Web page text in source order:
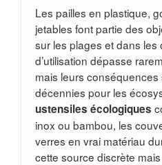
Les pailles en plastique,
jetables font partie des
sur les plages et dans
d’utilisation dépasse
mais leurs
décennies pour les
ustensiles écologiques
inox ou bambou, les
verres en vrai matériau
cette source discrète